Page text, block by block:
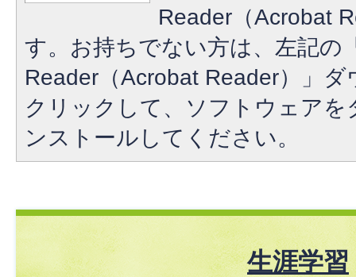
Reader（Acrobat
す。お持ちでない方は、左記の
Reader（Acrobat Reader）」
クリックして、ソフトウェア
ンストールしてください。
生涯学習